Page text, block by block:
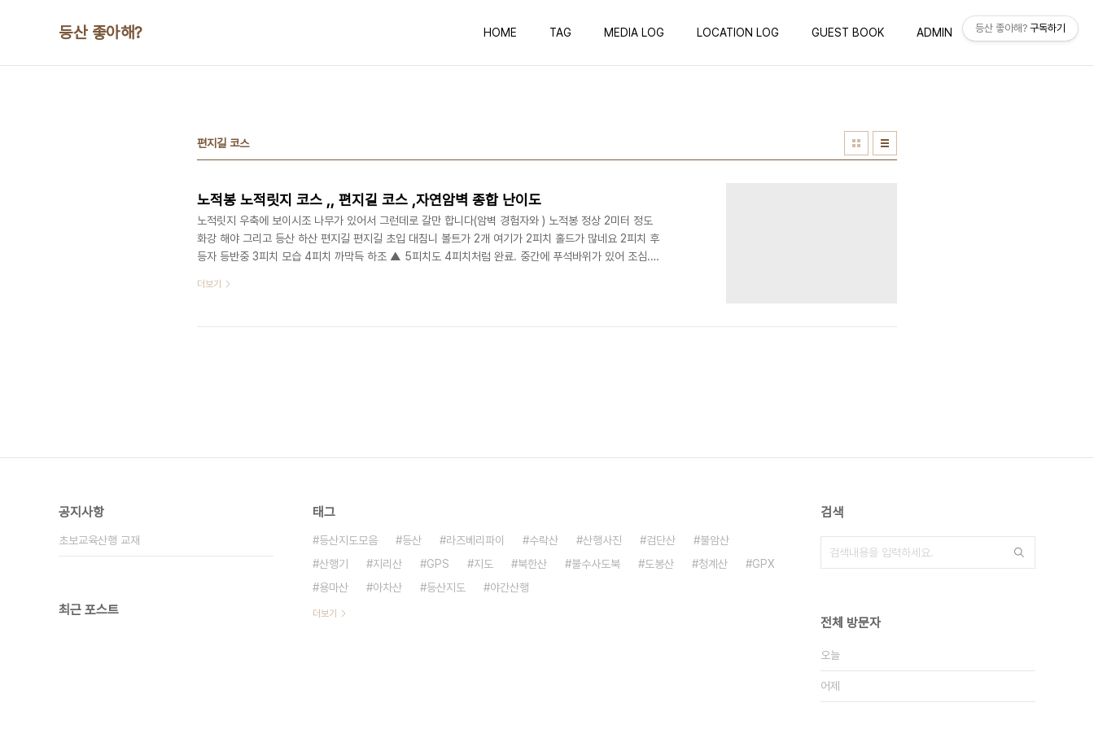
등산 좋아해? HOME TAG MEDIA LOG LOCATION LOG GUEST BOOK ADMIN WRITE
편지길 코스
노적봉 노적릿지 코스 ,, 편지길 코스 ,자연암벽 종합 난이도
노적릿지 우축에 보이시조 나무가 있어서 그런데로 갈만 합니다(암벽 경험자와 ) 노적봉 정상 2미터 정도
화강 해야 그리고 등산 하산 편지길 편지길 초입 대침니 볼트가 2개 여기가 2피치 홀드가 많네요 2피치 후
등자 등반중 3피치 모습 4피치 까막득 하조 ▲ 5피치도 4피치처럼 완료. 중간에 푸석바위가 있어 조심.
않지만 높이 100~200m 절벽이니 조심한다. 즐거운 편지길 사진 입니다 최고난이도 5.9, 4피치 등반 암
파발 에서 버스타고 704번,34번 북한산성 매표소 에서 내리면 됨 *****자..
더보기
공지사항
초보교육산행 교재
최근 포스트
태그
등산지도모음 등산 라즈베리파이 수락산 산행사진 검단산
불암산
산행기
지리산 GPS 지도 북한산 불수사도북 도봉산 청계산
GPX
용마산
아차산 등산지도 야간산행
더보기
검색
전체 방문자
오늘
어제
등산 좋아해? 구독하기